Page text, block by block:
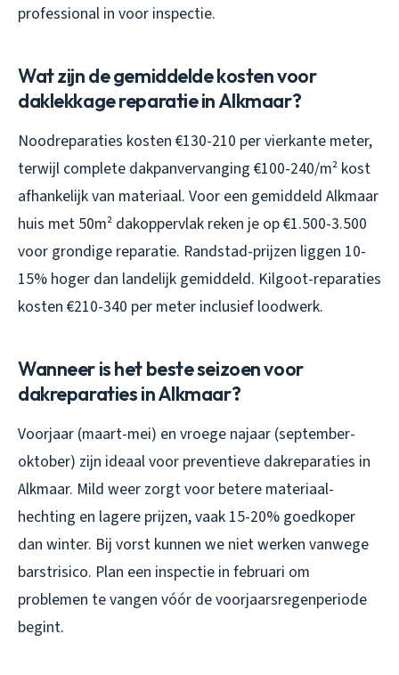
professional in voor inspectie.
Wat zijn de gemiddelde kosten voor
daklekkage reparatie in Alkmaar?
Noodreparaties kosten €130-210 per vierkante meter,
terwijl complete dakpanvervanging €100-240/m² kost
afhankelijk van materiaal. Voor een gemiddeld Alkmaar
huis met 50m² dakoppervlak reken je op €1.500-3.500
voor grondige reparatie. Randstad-prijzen liggen 10-
15% hoger dan landelijk gemiddeld. Kilgoot-reparaties
kosten €210-340 per meter inclusief loodwerk.
Wanneer is het beste seizoen voor
dakreparaties in Alkmaar?
Voorjaar (maart-mei) en vroege najaar (september-
oktober) zijn ideaal voor preventieve dakreparaties in
Alkmaar. Mild weer zorgt voor betere materiaal-
hechting en lagere prijzen, vaak 15-20% goedkoper
dan winter. Bij vorst kunnen we niet werken vanwege
barstrisico. Plan een inspectie in februari om
problemen te vangen vóór de voorjaarsregenperiode
begint.